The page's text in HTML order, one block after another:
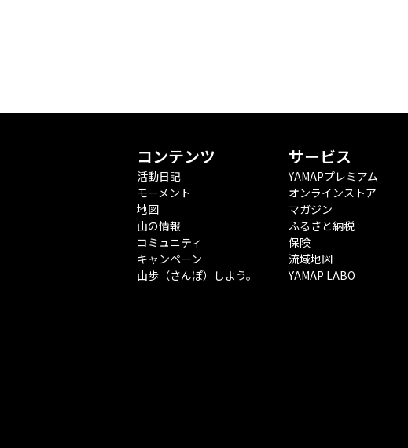
コンテンツ
活動日記
モーメント
地図
山の情報
コミュニティ
キャンペーン
山歩（さんぽ）しよう。
サービス
YAMAPプレミアム
オンラインストア
マガジン
ふるさと納税
保険
流域地図
YAMAP LABO